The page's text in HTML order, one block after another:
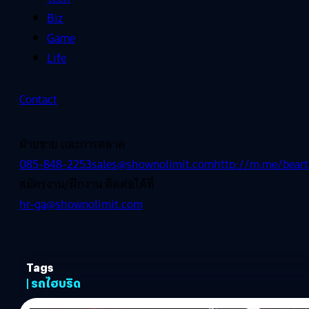
Biz
Game
Life
Contact
ฝ่ายขาย และการตลาด
085-848-2253sales@shownolimit.comhttp://m.me/
สมัครงาน/ฝึกงาน ติดต่อได้ที่
hr-ga@shownolimit.com
Tags
| รถไฮบริด